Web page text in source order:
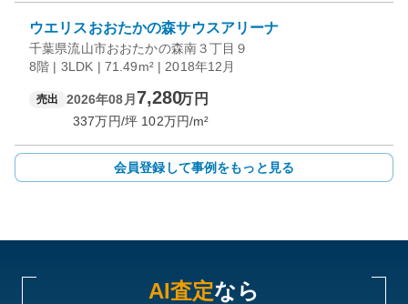
ウエリスおおたかの森サウスアリーナ
千葉県流山市おおたかの森南３丁目９
8階 | 3LDK | 71.49m² | 2018年12月
売出 2026年08月 7,280万円
337万円/坪 102万円/m²
会員登録して事例をもっと見る
AI査定なら